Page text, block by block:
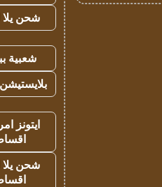
شحن يلا
شعبية
ايتونز
شحن يلا